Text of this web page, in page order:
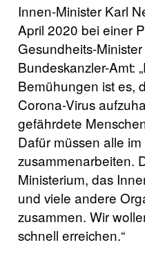
Innen-Minister Karl
April 2020 bei einer
Gesundheits-
Bundeskanzler-Amt:
Bemühungen ist es,
Corona-Virus
gefährdete
Dafür müssen alle
zusammenarbeiten.
Ministerium, das
und viele andere
zusammen. Wir
schnell erreichen.“